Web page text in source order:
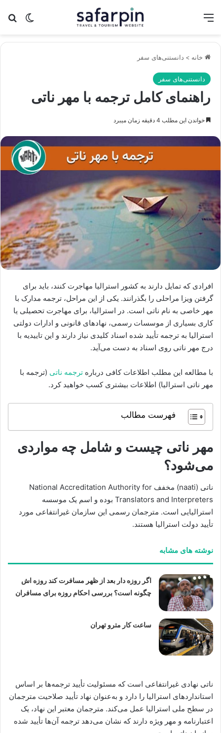
تغییر منو
خانه > دانستنی‌های سفر
دانستنی‌های سفر
راهنمای کامل ترجمه با مهر ناتی
خواندن این مطلب 4 دقیقه زمان میبرد
افرادی که تمایل دارند به کشور استرالیا مهاجرت کنند، باید برای
گرفتن ویزا مراحلی را بگذرانند. یکی از این مراحل، ترجمه مدارک با
مهر خاصی به نام ناتی است. در استرالیا، برای مهاجرت تحصیلی یا
کاری بسیاری از موسسات رسمی، نهادهای قانونی و ادارات دولتی
استرالیا به ترجمه تأیید شده اسناد کلیدی نیاز دارند و این تاییدیه با
درج مهر ناتی روی اسناد به دست می‌آید.
با مطالعه این مطلب اطلاعات کافی درباره ترجمه ناتی (ترجمه با
مهر ناتی استرالیا) اطلاعات بیشتری کسب خواهید کرد.
فهرست مطالب
مهر ناتی چیست و شامل چه مواردی
می‌شود؟
ناتی (naati) مخفف National Accreditation Authority for
Translators and Interpreters بوده و اسم یک موسسه
استرالیایی است. مترجمان رسمی این سازمان غیرانتفاعی مورد
تأیید دولت استرالیا هستند.
نوشته های مشابه
اگر روزه دار بعد از ظهر مسافرت کند روزه اش
چگونه است؟ بررسی احکام روزه برای مسافران
ساعت کار مترو تهران
ناتی نهادی غیرانتفاعی است که مسئولیت تأیید ترجمه‌ها بر اساس
استانداردهای استرالیا را دارد و به‌عنوان نهاد تأیید صلاحیت مترجمان
در سطح ملی استرالیا عمل می‌کند. مترجمان معتبر این نهاد، یک
اعتبارنامه‌ و مهر ویژه دارند که نشان می‌دهد ترجمه آن‌ها تأیید شده